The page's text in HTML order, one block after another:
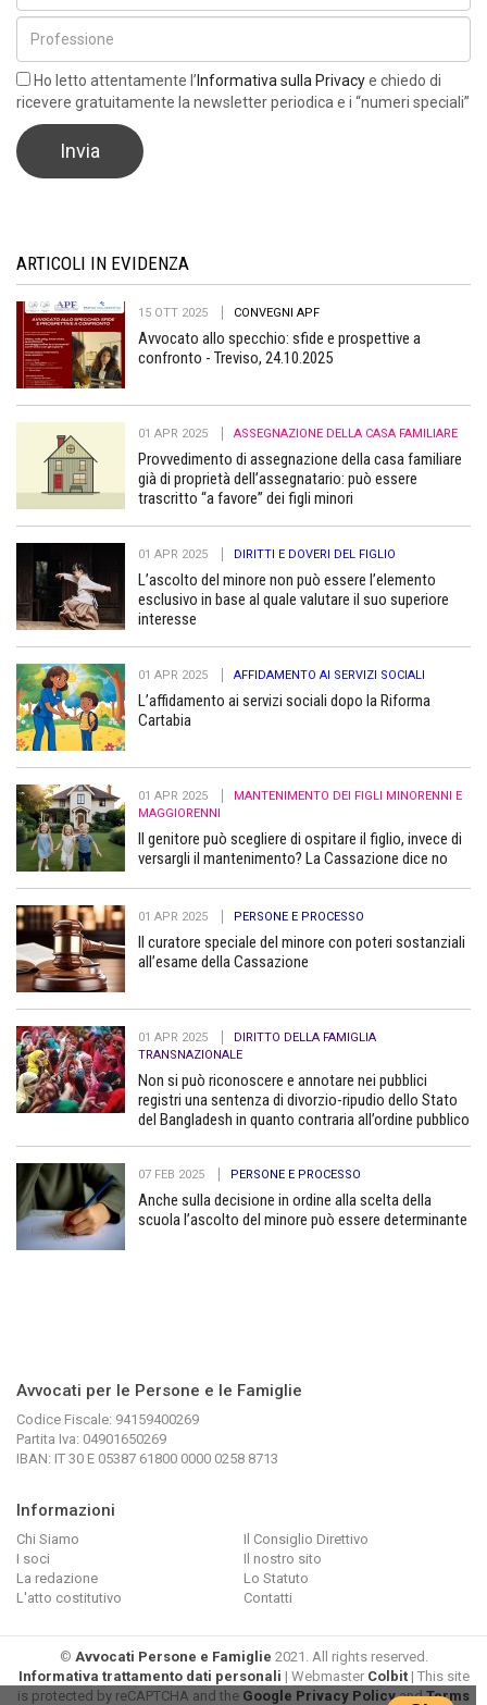
Ho letto attentamente l’ Informativa sulla Privacye chiedo di
ricevere gratuitamente la newsletter periodica e i “numeri speciali”
ARTICOLI IN EVIDENZA
15 OTT 2025 CONVEGNI APF
Avvocato allo specchio: sfide e prospettive a
confronto - Treviso, 24.10.2025
01 APR 2025 ASSEGNAZIONE DELLA CASA FAMILIARE
Provvedimento di assegnazione della casa familiare
già di proprietà dell’assegnatario: può essere
trascritto “a favore” dei figli minori
01 APR 2025 DIRITTI E DOVERI DEL FIGLIO
L’ascolto del minore non può essere l’elemento
esclusivo in base al quale valutare il suo superiore
interesse
01 APR 2025 AFFIDAMENTO AI SERVIZI SOCIALI
L’affidamento ai servizi sociali dopo la Riforma
Cartabia
01 APR 2025
MANTENIMENTO DEI FIGLI MINORENNI E
MAGGIORENNI
Il genitore può scegliere di ospitare il figlio, invece di
versargli il mantenimento? La Cassazione dice no
01 APR 2025 PERSONE E PROCESSO
Il curatore speciale del minore con poteri sostanziali
all’esame della Cassazione
01 APR 2025
DIRITTO DELLA FAMIGLIA
TRANSNAZIONALE
Non si può riconoscere e annotare nei pubblici
registri una sentenza di divorzio-ripudio dello Stato
del Bangladesh in quanto contraria all’ordine pubblico
07 FEB 2025 PERSONE E PROCESSO
Anche sulla decisione in ordine alla scelta della
scuola l’ascolto del minore può essere determinante
Avvocati per le Persone e le Famiglie
Codice Fiscale: 94159400269
Partita Iva: 04901650269
IBAN: IT 30 E 05387 61800 0000 0258 8713
Informazioni
Chi Siamo
Il Consiglio Direttivo
I soci
Il nostro sito
La redazione
Lo Statuto
L'atto costitutivo
Contatti
© Avvocati Persone e Famiglie 2021. All rights reserved.
Informativa trattamento dati personali | Webmaster Colbit| This site
is protected by reCAPTCHA and the Google Privacy PolicyandTerms